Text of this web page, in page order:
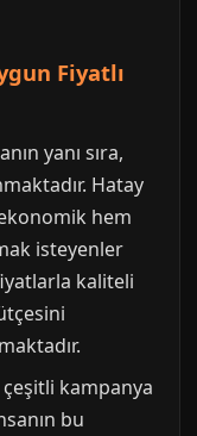
Fiyatlı
yanı sıra,
Hatay
hem
isteyenler
kaliteli
kampanya
bu